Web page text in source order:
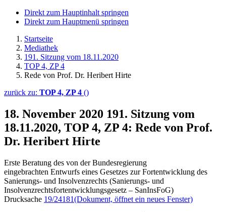
Direkt zum Hauptinhalt springen
Direkt zum Hauptmenü springen
Startseite
Mediathek
191. Sitzung vom 18.11.2020
TOP 4, ZP 4
Rede von Prof. Dr. Heribert Hirte
zurück zu: TOP 4, ZP 4 ()
18. November 2020 191. Sitzung vom
18.11.2020, TOP 4, ZP 4: Rede von Prof.
Dr. Heribert Hirte
Erste Beratung des von der Bundesregierung
eingebrachten Entwurfs eines Gesetzes zur Fortentwicklung des
Sanierungs- und Insolvenzrechts (Sanierungs- und
Insolvenzrechtsfortentwicklungsgesetz – SanInsFoG)
Drucksache 19/24181(Dokument, öffnet ein neues Fenster)